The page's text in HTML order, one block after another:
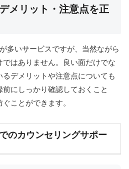
メリット・注意点を正
多いサービスですが、当然ながら
はありません。良い面だけでな
るデメリットや注意点についても
にしっかり確認しておくこと
ことができます。
のカウンセリングサポー